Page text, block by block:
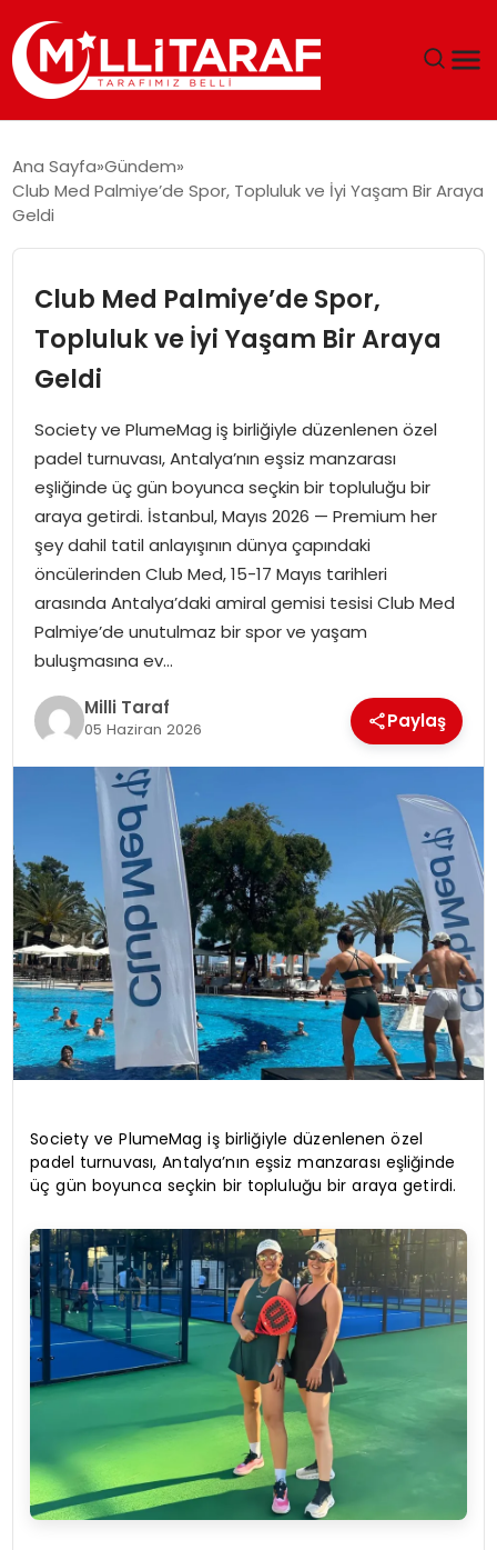
ÖZEL SAYFALAR
SPOR
SIYASET
MAGAZIN
Ana Sayfa Gündem
Club Med Palmiye’de Spor, Topluluk ve İyi Yaşam Bir Araya
Geldi
Club Med Palmiye’de Spor,
Topluluk ve İyi Yaşam Bir Araya
Geldi
Society ve PlumeMag iş birliğiyle düzenlenen özel
padel turnuvası, Antalya’nın eşsiz manzarası
eşliğinde üç gün boyunca seçkin bir topluluğu bir
araya getirdi. İstanbul, Mayıs 2026 — Premium her
şey dahil tatil anlayışının dünya çapındaki
öncülerinden Club Med, 15-17 Mayıs tarihleri
arasında Antalya’daki amiral gemisi tesisi Club Med
Palmiye’de unutulmaz bir spor ve yaşam
buluşmasına ev…
Milli Taraf
05 Haziran 2026 Paylaş
Society ve PlumeMag iş birliğiyle düzenlenen özel
padel turnuvası, Antalya’nın eşsiz manzarası eşliğinde
üç gün boyunca seçkin bir topluluğu bir araya getirdi.